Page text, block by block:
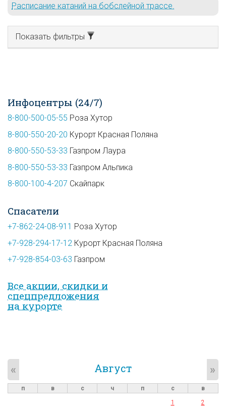
Расписание катаний на бобслейной трассе.
Показать фильтры
Инфоцентры (24/7)
8-800-500-05-55 Роза Хутор
8-800-550-20-20 Курорт Красная Поляна
8-800-550-53-33 Газпром Лаура
8-800-550-53-33 Газпром Альпика
8-800-100-4-207 Скайпарк
Спасатели
+7-862-24-08-911 Роза Хутор
+7-928-294-17-12 Курорт Красная Поляна
+7-928-854-03-63 Газпром
Все акции, скидки и
спец­предложе­ния
на курорте
Август
« »
п в с ч п с
в
1
2